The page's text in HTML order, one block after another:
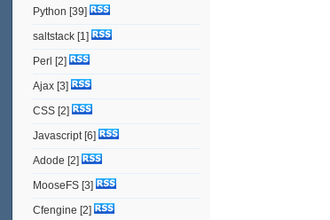
Python [39]
saltstack [1]
Perl [2]
Ajax [3]
CSS [2]
Javascript [6]
Adode [2]
MooseFS [3]
Cfengine [2]